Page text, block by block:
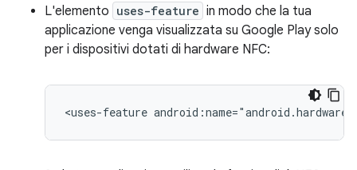
L'elemento uses-feature in modo che la tua
applicazione venga visualizzata su Google Play solo
per i dispositivi dotati di hardware NFC:
<uses-feature